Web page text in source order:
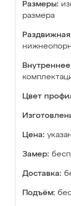
Размеры:
размера
Цвет
Цена:
Замер:
Доставка:
Подъём: